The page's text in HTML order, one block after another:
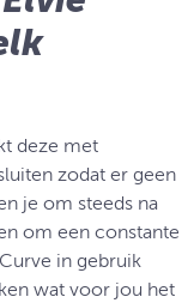
deze met
zodat er geen
je om steeds na
om een constante
in gebruik
wat voor jou het